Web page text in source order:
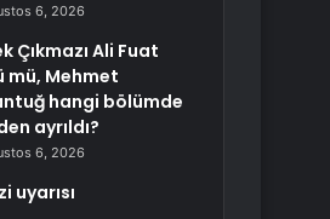
6, 2026
Çıkmazı Ali Fuat
mü, Mehmet
hangi bölümde
ayrıldı?
6, 2026
uyarısı